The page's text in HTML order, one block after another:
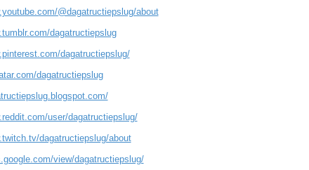
@dagatructiepslug/about
dagatructiepslug
dagatructiepslug/
dagatructiepslug
user/dagatructiepslug/
dagatructiepslug/about
view/dagatructiepslug/